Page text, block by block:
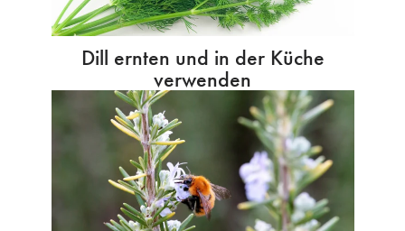
Dill ernten und in der Küche
verwenden